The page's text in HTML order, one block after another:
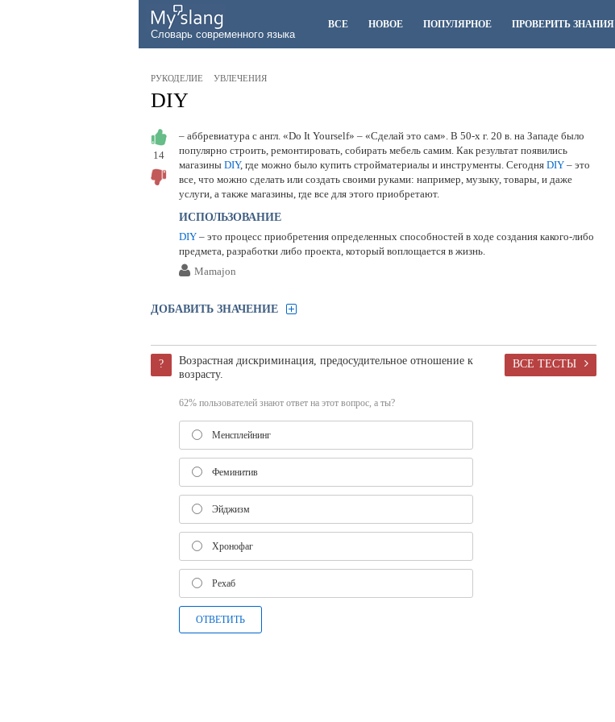
Словарь современного языка
ВСЕ НОВОЕ ПОПУЛЯРНОЕ ПРОВЕРИТЬ ЗНАНИЯ
РУКОДЕЛИЕ УВЛЕЧЕНИЯ
DIY
14
– аббревиатура с англ. «Do It Yourself» – «Сделай это сам». В 50-х г. 20 в. на Западе было
популярно строить, ремонтировать, собирать мебель самим. Как результат появились
магазины DIY, где можно было купить стройматериалы и инструменты. Сегодня DIY – это
все, что можно сделать или создать своими руками: например, музыку, товары, и даже
услуги, а также магазины, где все для этого приобретают.
ИСПОЛЬЗОВАНИЕ
DIY – это процесс приобретения определенных способностей в ходе создания какого-либо
предмета, разработки либо проекта, который воплощается в жизнь.
Mamajon
ДОБАВИТЬ ЗНАЧЕНИЕ
? ВСЕ ТЕСТЫ
Возрастная дискриминация, предосудительное отношение к
возрасту.
62% пользователей знают ответ на этот вопрос, а ты?
Менсплейнинг
Феминитив
Эйджизм
Хронофаг
Рехаб